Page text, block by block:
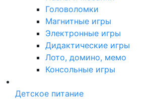
Головоломки
Магнитные игры
Электронные игры
Дидактические игры
Лото, домино, мемо
Консольные игры
Детское питание